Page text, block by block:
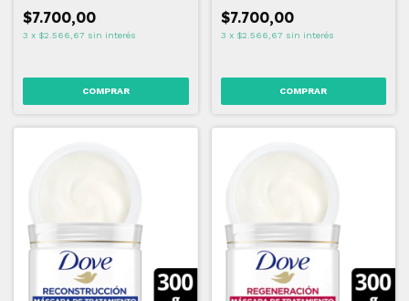
$7.700,00
3 x $2.566,67 sin interés
$7.700,00
3 x $2.566,67 sin interés